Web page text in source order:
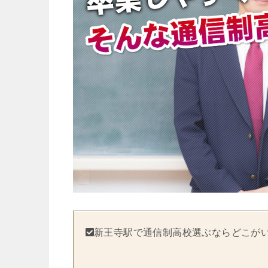
新王寺駅で通信制高校選ぶならどこが